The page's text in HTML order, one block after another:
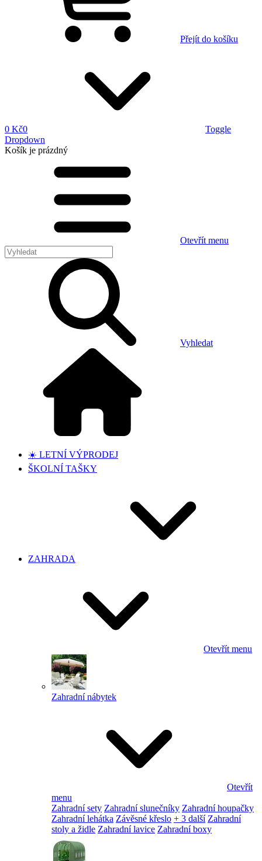
Přejít do košíku
0 Kč0
Toggle
Dropdown
Košík je prázdný
Otevřít menu
Vyhledat
☀️ LETNÍ VÝPRODEJ
ŠKOLNÍ TAŠKY
ZAHRADA
Otevřít menu
Zahradní nábytek
Otevřít
menu
Zahradní sety Zahradní slunečníky Zahradní houpačky
Zahradní lehátka Závěsné křeslo + 3 další Zahradní
stoly a židle Zahradní lavice Zahradní boxy